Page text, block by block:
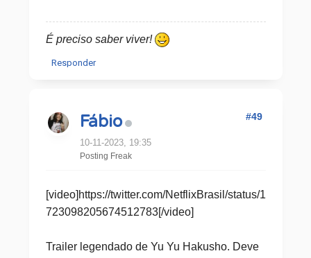
É preciso saber viver!
Responder
Fábio
10-11-2023, 19:35
Posting Freak
#49
[video]https://twitter.com/NetflixBrasil/status/1
723098205674512783[/video]
Trailer legendado de Yu Yu Hakusho. Deve